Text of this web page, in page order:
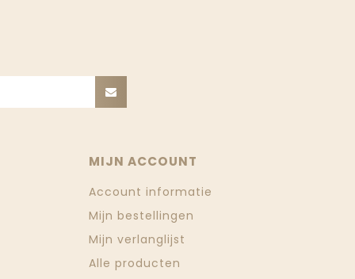
MIJN ACCOUNT
Account informatie
Mijn bestellingen
Mijn verlanglijst
Alle producten